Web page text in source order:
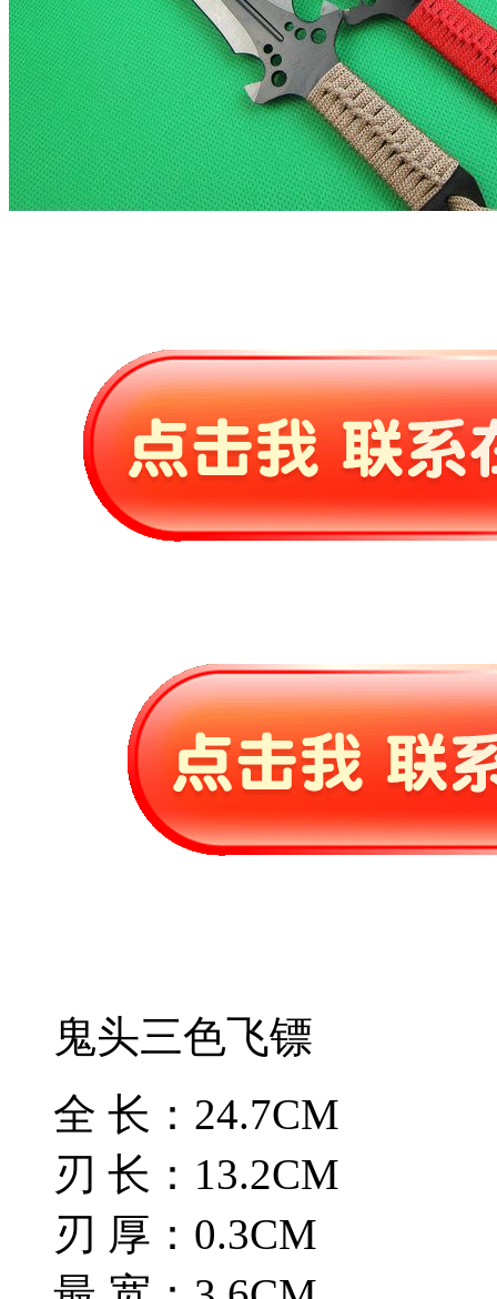
鬼头三色飞镖
全 长：24.7CM
刃 长：13.2CM
刃 厚：0.3CM